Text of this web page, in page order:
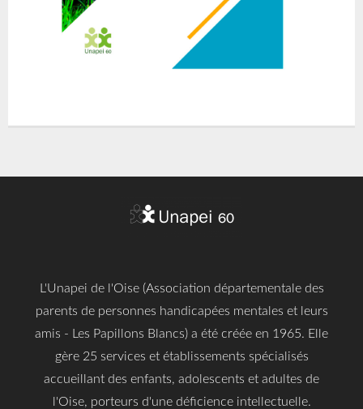
L'Unapei de l'Oise (Association départementale des
parents de personnes handicapées mentales et leurs
amis - Les Papillons Blancs) a été créée en 1965. Elle
gère 25 services et établissements spécialisés
accueillant des enfants, adolescents et adultes de
l'Oise, porteurs d'une déficience intellectuelle.